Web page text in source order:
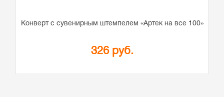
Конверт с сувенирным штемпелем «Артек на все 100»
326 руб.